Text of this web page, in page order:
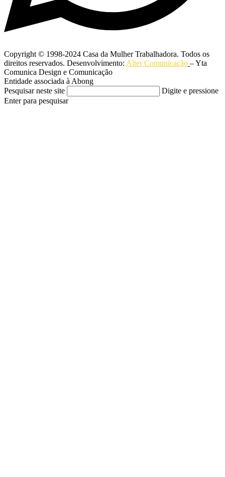
Copyright © 1998-2024 Casa da Mulher Trabalhadora. Todos os
direitos reservados. Desenvolvimento: Alter Comunicação – Yta
Comunica Design e Comunicação
Entidade associada à Abong
Pesquisar neste site
Digite e pressione
Enter para pesquisar